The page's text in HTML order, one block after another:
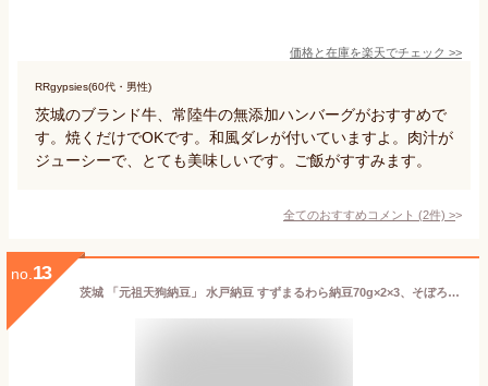
価格と在庫を楽天でチェック >>
RRgypsies(60代・男性)
茨城のブランド牛、常陸牛の無添加ハンバーグがおすすめで
す。焼くだけでOKです。和風ダレが付いていますよ。肉汁が
ジューシーで、とても美味しいです。ご飯がすすみます。
全てのおすすめコメント (2件) >
no. 13
茨城 「元祖天狗納豆」 水戸納豆 すずまるわら納豆70g×2×3、そぼろ納豆300g